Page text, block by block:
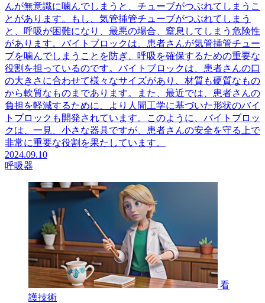
んが無意識に噛んでしまうと、チューブがつぶれてしまうこ
とがあります。もし、気管挿管チューブがつぶれてしまう
と、呼吸が困難になり、最悪の場合、窒息してしまう危険性
があります。バイトブロックは、患者さんが気管挿管チュー
ブを噛んでしまうことを防ぎ、呼吸を確保するための重要な
役割を担っているのです。バイトブロックは、患者さんの口
の大きさに合わせて様々なサイズがあり、材質も硬質なもの
から軟質なものまであります。また、最近では、患者さんの
負担を軽減するために、より人間工学に基づいた形状のバイ
トブロックも開発されています。このように、バイトブロッ
クは、一見、小さな器具ですが、患者さんの安全を守る上で
非常に重要な役割を果たしています。
2024.09.10
呼吸器
看
護技術